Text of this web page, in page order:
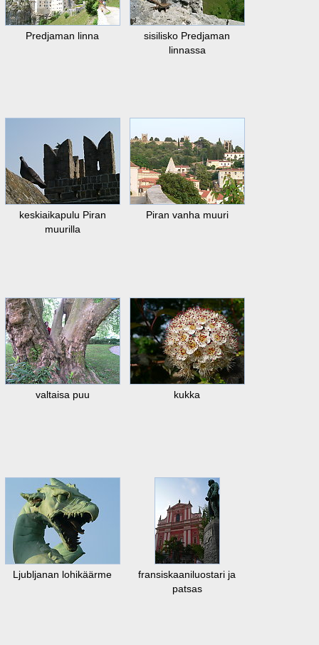
Predjaman linna
sisilisko Predjaman
linnassa
keskiaikapulu Piran
muurilla
Piran vanha muuri
valtaisa puu kukka
Ljubljanan lohikäärme
fransiskaaniluostari ja
patsas